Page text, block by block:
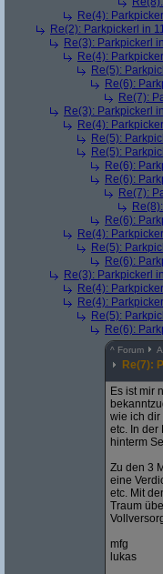
Re(4):
Re(2): Parkpickerl in
Re(3): Parkpickerl
Re(4):
Re(5):
Re(6):
Re(7):
Re(3): Parkpickerl
Re(4):
Re(5):
Re(5):
Re(6):
Re(6):
Re(7):
Re(6):
Re(4):
Re(5):
Re(6):
Re(3): Parkpickerl
Re(4):
Re(4):
Re(5):
Re(6):
^ Forum
Re(7):
Es ist mir
wie ich dir
etc. In der
hinterm
Zu den 3
eine
etc. Mit
Traum
mfg
lukas